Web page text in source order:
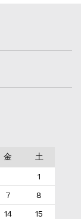
金 土
1
7
8
14
15